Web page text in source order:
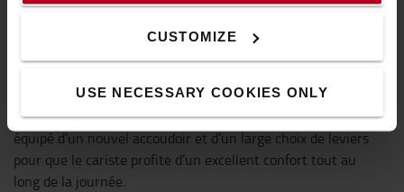
CUSTOMIZE
USE NECESSARY COOKIES ONLY
Conçu autour du cariste
Le poste de conduite conçu de manière ergonomique est
équipé d’un nouvel accoudoir et d’un large choix de leviers
pour que le cariste profite d’un excellent confort tout au
long de la journée.